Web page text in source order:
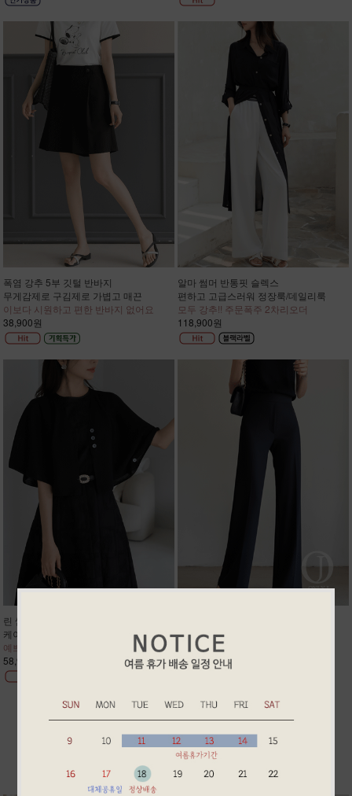
폭염 강추 5부 깃털 반바지
무게감제로 구김제로 가볍고 매끈
이보다 시원하고 편한 반바지 없어요
38,900원
알마 썸머 반통핏 슬렉스
편하고 고급스러워 정장룩/데일리룩
모두 강추!! 주문폭주 2차리오더
118,900원
린 썸머 린넨 케이프 가디건
케이프핏 나시 원피스에 찰떡코디
예쁘게 팔뚝살 어깨살 커버 주문폭주
58,900원
탱탱 쫀득 시원한 브랜드 쿨링소재
보정한 듯 날씬한 인생핏 2차리오더
69,900원
BEST ITEM